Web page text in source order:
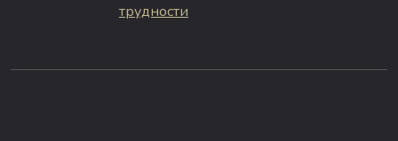
трудности